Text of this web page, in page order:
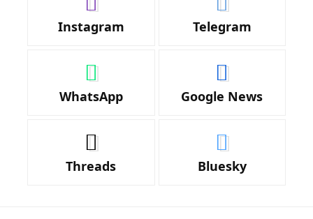
Instagram Telegram
WhatsApp Google News
Threads Bluesky